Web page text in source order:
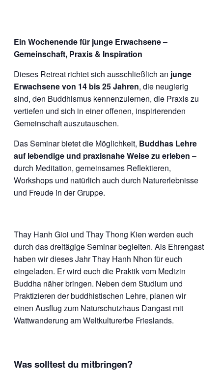
Ein Wochenende für junge Erwachsene –
Gemeinschaft, Praxis & Inspiration
Dieses Retreat richtet sich ausschließlich an junge
Erwachsene von 14 bis 25 Jahren, die neugierig
sind, den Buddhismus kennenzulernen, die Praxis zu
vertiefen und sich in einer offenen, inspirierenden
Gemeinschaft auszutauschen.
Das Seminar bietet die Möglichkeit, Buddhas Lehre
auf lebendige und praxisnahe Weise zu erleben –
durch Meditation, gemeinsames Reflektieren,
Workshops und natürlich auch durch Naturerlebnisse
und Freude in der Gruppe.
Thay Hanh Gioi und Thay Thong Kien werden euch
durch das dreitägige Seminar begleiten. Als Ehrengast
haben wir dieses Jahr Thay Hanh Nhon für euch
eingeladen. Er wird euch die Praktik vom Medizin
Buddha näher bringen. Neben dem Studium und
Praktizieren der buddhistischen Lehre, planen wir
einen Ausflug zum Naturschutzhaus Dangast mit
Wattwanderung am Weltkulturerbe Frieslands.
Was solltest du mitbringen?